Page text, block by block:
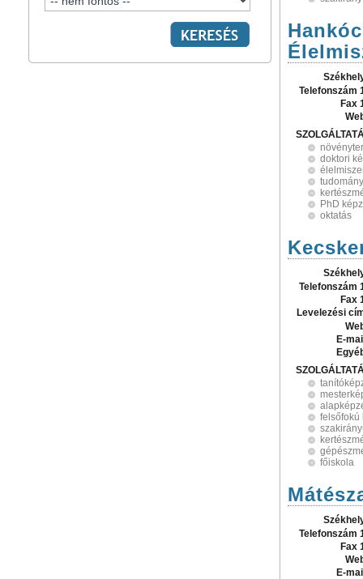
Telefonszám
Fax
doktori
tudomány
PhD
oktatás
Telefonszám
Fax
Levelezési
E-
felsőfokú
főiskola
Telefonszám
Fax
E-